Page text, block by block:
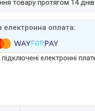
товару протягом 14
підключені електронні